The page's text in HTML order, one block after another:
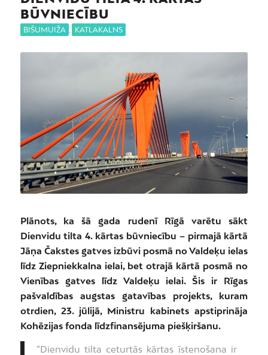
BŪVNIECĪBU
BIŠUMUIŽA , KATLAKALNS
Plānots, ka šā gada rudenī Rīgā varētu sākt
Dienvidu tilta 4. kārtas būvniecību – pirmajā kārtā
Jāņa Čakstes gatves izbūvi posmā no Valdeķu ielas
līdz Ziepniekkalna ielai, bet otrajā kārtā posmā no
Vienības gatves līdz Valdeķu ielai. Šis ir Rīgas
pašvaldības augstas gatavības projekts, kuram
otrdien, 23. jūlijā, Ministru kabinets apstiprināja
Kohēzijas fonda līdzfinansējuma piešķiršanu.
“Dienvidu tilta ceturtās kārtas īstenošana ir